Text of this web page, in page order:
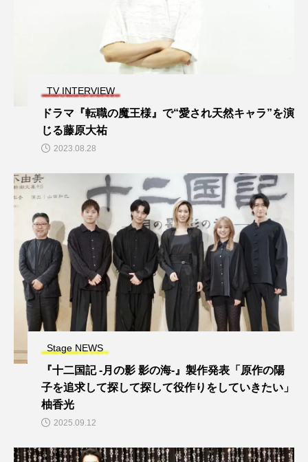
TV INTERVIEW
ドラマ『転職の魔王様』で“愛され天然キャラ”を演
じる藤原大祐
2023.08.28
Stage NEWS
『十二国記 ‐月の影 影の海‐』製作発表「原作の陽
子を追求して探して探して役作りをしていきたい」
柚香光
2025.09.12